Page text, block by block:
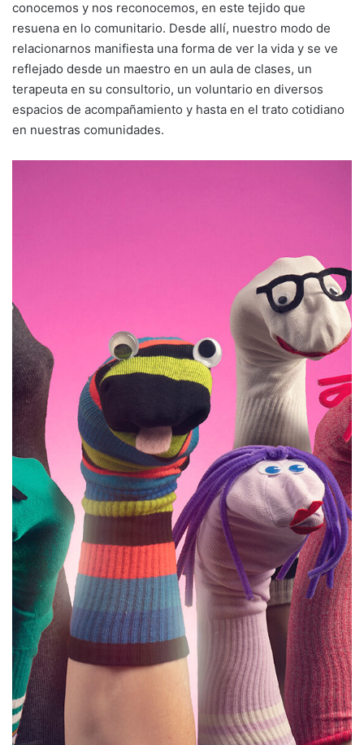
conocemos y nos reconocemos, en este tejido que
resuena en lo comunitario. Desde allí, nuestro modo de
relacionarnos manifiesta una forma de ver la vida y se ve
reflejado desde un maestro en un aula de clases, un
terapeuta en su consultorio, un voluntario en diversos
espacios de acompañamiento y hasta en el trato cotidiano
en nuestras comunidades.